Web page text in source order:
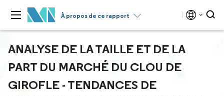
À propos de ce rapport
ANALYSE DE LA TAILLE ET DE LA
PART DU MARCHÉ DU CLOU DE
GIROFLE - TENDANCES DE